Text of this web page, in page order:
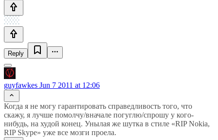
Reply
guyfawkes Jun 7 2011 at 12:06
Когда я не могу гарантировать справедливость того, что
скажу, я лучше помолчу/вначале погуглю/спрошу у кого-
нибудь, на худой конец. Унылая же шутка в стиле «RIP Nokia,
RIP Skype» уже все мозги проела.